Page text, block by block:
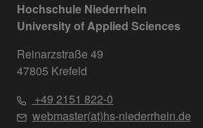
Hochschule Niederrhein
University of Applied Sciences
Reinarzstraße 49
47805 Krefeld
+49 2151 822-0
webmaster(at)hs-niederrhein.de